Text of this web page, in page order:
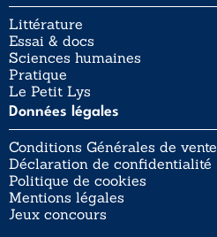
Littérature
Essai & docs
Sciences humaines
Pratique
Le Petit Lys
Données légales
Conditions Générales de vente
Déclaration de confidentialité
Politique de cookies
Mentions légales
Jeux concours